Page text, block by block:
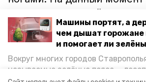
Машины портят, а
чем дышат горожане
и помогает ли
Вокруг многих городов
называемые зелёные пояса —
причины массовой
В отделе МВД по
проводят проверку и
обстоятельства